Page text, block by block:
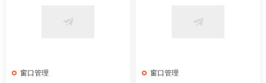
窗口管理 窗口管理